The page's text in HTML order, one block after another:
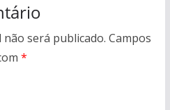
não será publicado. Campos
*